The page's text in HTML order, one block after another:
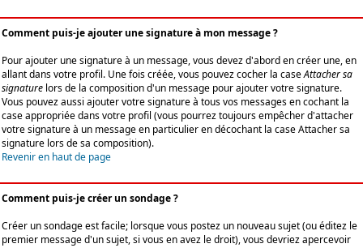
Comment puis-je ajouter une signature à mon message ?
Pour ajouter une signature à un message, vous devez d'abord en créer une, en
allant dans votre profil. Une fois créée, vous pouvez cocher la caseAttacher sa
signature lors de la composition d'un message pour ajouter votre signature.
Vous pouvez aussi ajouter votre signature à tous vos messages en cochant la
case appropriée dans votre profil (vous pourrez toujours empêcher d'attacher
votre signature à un message en particulier en décochant la case Attacher sa
signature lors de sa composition).
Revenir en haut de page
Comment puis-je créer un sondage ?
Créer un sondage est facile; lorsque vous postez un nouveau sujet (ou éditez le
premier message d'un sujet, si vous en avez le droit), vous devriez apercevoir